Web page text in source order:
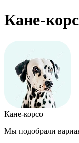
Кане-
Кане-корсо
Мы подобрали